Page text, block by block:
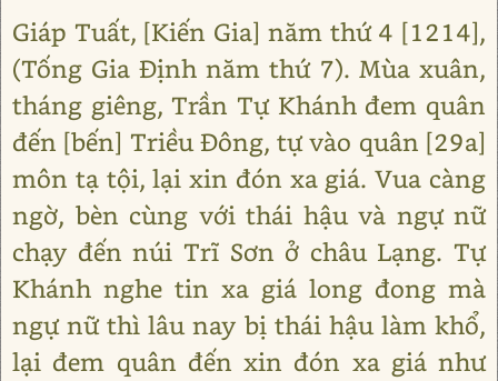
Giáp Tuất, [Kiến Gia] năm thứ 4 [1214],
(Tống Gia Định năm thứ 7). Mùa xuân,
tháng giêng, Trần Tự Khánh đem quân
đến [bến] Triều Đông, tự vào quân [29a]
môn tạ tội, lại xin đón xa giá. Vua càng
ngờ, bèn cùng với thái hậu và ngự nữ
chạy đến núi Trĩ Sơn ở châu Lạng. Tự
Khánh nghe tin xa giá long đong mà
ngự nữ thì lâu nay bị thái hậu làm khổ,
lại đem quân đến xin đón xa giá như